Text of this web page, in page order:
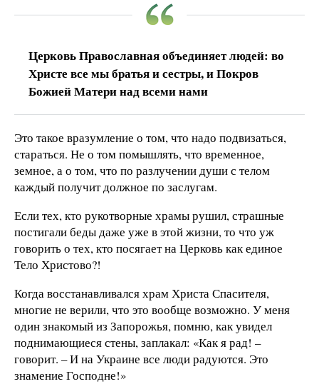
Церковь Православная объединяет людей: во
Христе все мы братья и сестры, и Покров
Божией Матери над всеми нами
Это такое вразумление о том, что надо подвизаться,
стараться. Не о том помышлять, что временное,
земное, а о том, что по разлучении души с телом
каждый получит должное по заслугам.
Если тех, кто рукотворные храмы рушил, страшные
постигали беды даже уже в этой жизни, то что уж
говорить о тех, кто посягает на Церковь как единое
Тело Христово?!
Когда восстанавливался храм Христа Спасителя,
многие не верили, что это вообще возможно. У меня
один знакомый из Запорожья, помню, как увидел
поднимающиеся стены, заплакал: «Как я рад! –
говорит. – И на Украине все люди радуются. Это
знамение Господне!»